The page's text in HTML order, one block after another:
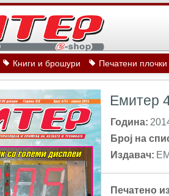
Книги и брошури Печатени
Емитер
Година:
Број на
Издавач:
Печатено